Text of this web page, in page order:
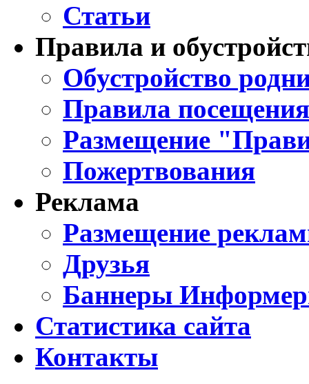
Статьи
Правила и
Обустройство
Правила
Размещение
Пожертвования
Реклама
Размещение
Друзья
Баннеры
Статистика сайта
Контакты